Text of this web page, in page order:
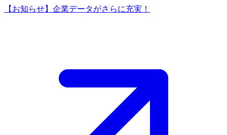
【お知らせ】企業データがさらに充実！